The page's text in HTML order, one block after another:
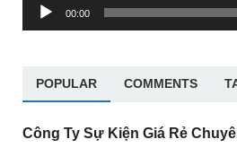
00:00
POPULAR COMMENTS
Công Ty Sự Kiện Giá Rẻ